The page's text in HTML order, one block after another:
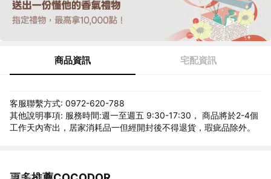
商品資訊 宅配資訊
客服聯繫方式: 0972-620-788
其他說明事項: 服務時間:週一至週五 9:30-17:30， 商品將於2-4個
工作天內寄出，居家消耗品一但經開封後不得退貨，瑕疵品除外。
看更多